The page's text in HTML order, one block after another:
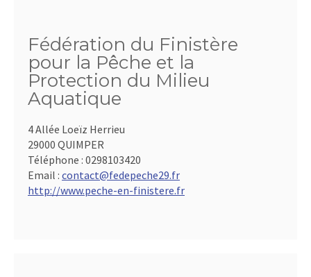
Fédération du Finistère
pour la Pêche et la
Protection du Milieu
Aquatique
4 Allée Loeïz Herrieu
29000 QUIMPER
Téléphone : 0298103420
Email : contact@fedepeche29.fr
http://www.peche-en-finistere.fr